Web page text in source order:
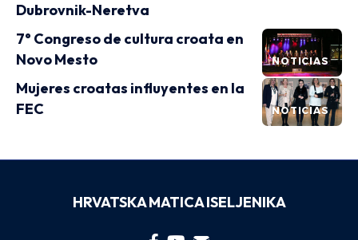
Dubrovnik-Neretva
NOTICIAS
7° Congreso de cultura croata en
Novo Mesto
NOTICIAS
Mujeres croatas influyentes en la
FEC
HRVATSKA MATICA ISELJENIKA